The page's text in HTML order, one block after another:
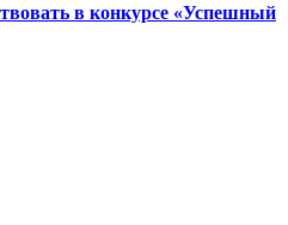
в конкурсе «Успешный